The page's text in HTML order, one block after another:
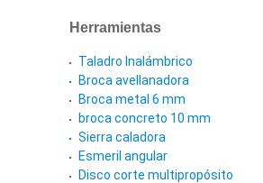
Herramientas
Taladro Inalámbrico
Broca avellanadora
Broca metal 6 mm
broca concreto 10 mm
Sierra caladora
Esmeril angular
Disco corte multipropósito